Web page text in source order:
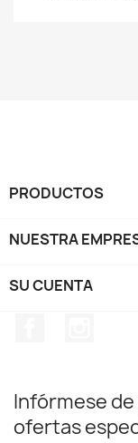
PRODUCTOS
NUESTRA
SU CUENTA
Infórmese
ofertas